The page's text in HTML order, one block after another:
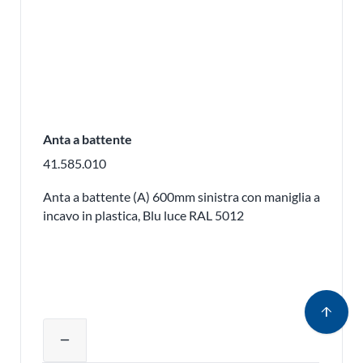
Anta a battente
41.585.010
Anta a battente (A) 600mm sinistra con maniglia a
incavo in plastica, Blu luce RAL 5012
Regolare la quantità del prodotto o
remove
arrow_upward